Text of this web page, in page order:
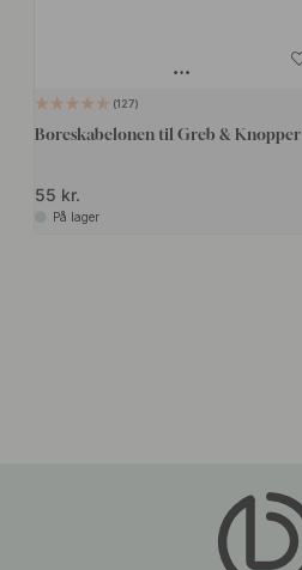
127
Boreskabelonen til Greb & Knopper
55 kr.
På lager